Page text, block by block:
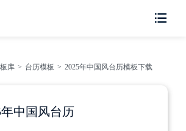
库 > 台历模板 > 2025年中国风台历模板下载
年中国风台历